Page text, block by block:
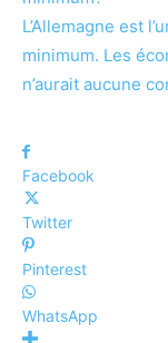
L’Allemagne est
minimum. Les
n’aurait aucune
Facebook
Twitter
Pinterest
WhatsApp